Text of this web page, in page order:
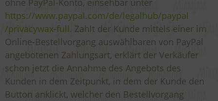
ohne PayPal-Konto, einsehbar unter
https://www.paypal.com/de/legalhub/paypal
/privacywax-full. Zahlt der Kunde mittels einer im
Online-Bestellvorgang auswählbaren von PayPal
angebotenen Zahlungsart, erklärt der Verkäufer
schon jetzt die Annahme des Angebots des
Kunden in dem Zeitpunkt, in dem der Kunde den
Button anklickt, welcher den Bestellvorgang